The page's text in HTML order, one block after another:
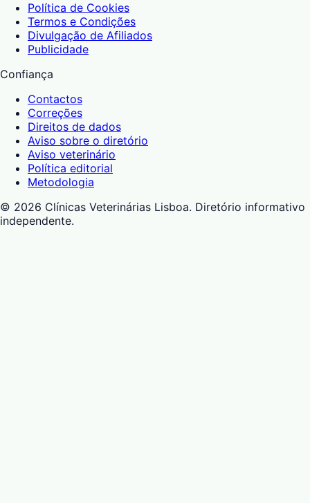
Política de Cookies
Termos e Condições
Divulgação de Afiliados
Publicidade
Confiança
Contactos
Correções
Direitos de dados
Aviso sobre o diretório
Aviso veterinário
Política editorial
Metodologia
© 2026 Clínicas Veterinárias Lisboa. Diretório informativo
independente.